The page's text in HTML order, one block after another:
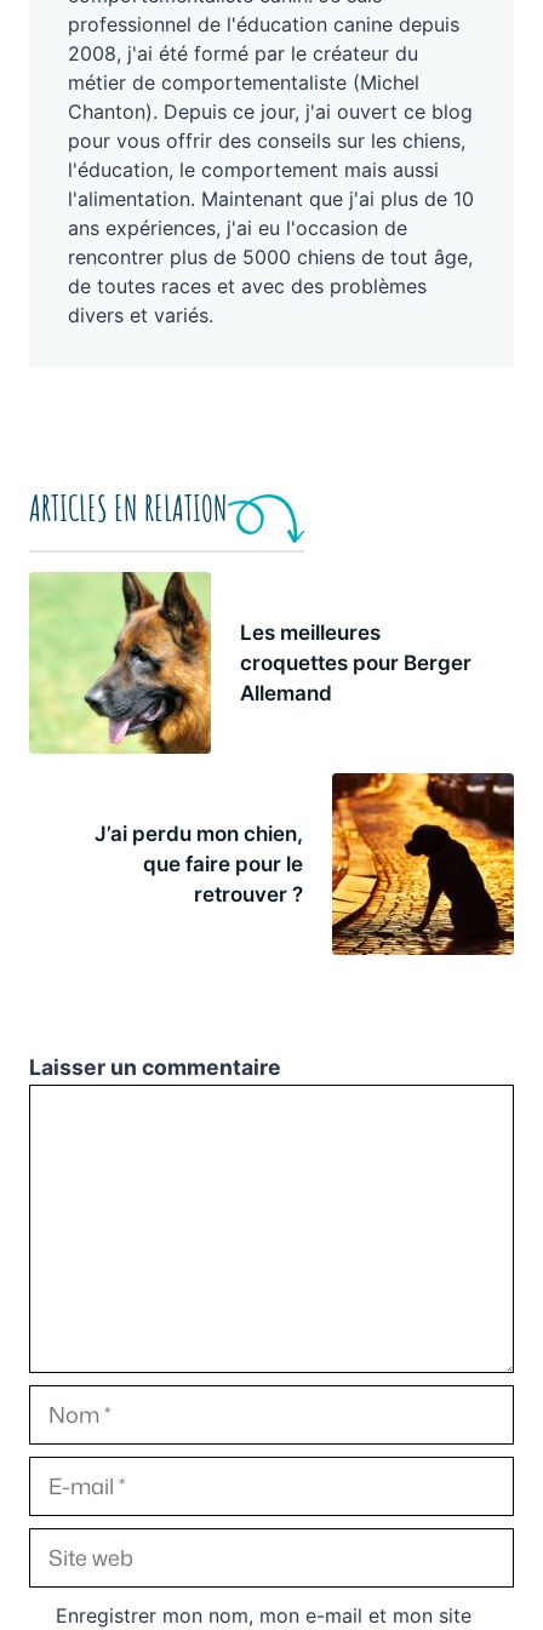
professionnel de l'éducation canine depuis
2008, j'ai été formé par le créateur du
métier de comportementaliste (Michel
Chanton). Depuis ce jour, j'ai ouvert ce blog
pour vous offrir des conseils sur les chiens,
l'éducation, le comportement mais aussi
l'alimentation. Maintenant que j'ai plus de 10
ans expériences, j'ai eu l'occasion de
rencontrer plus de 5000 chiens de tout âge,
de toutes races et avec des problèmes
divers et variés.
ARTICLES EN RELATION
Les meilleures
croquettes pour Berger
Allemand
J’ai perdu mon chien,
que faire pour le
retrouver ?
Laisser un commentaire
Nom
E-
mail
Site
web
Enregistrer mon nom, mon e-mail et mon site